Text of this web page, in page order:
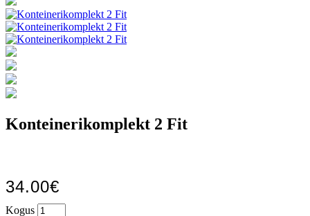
Konteinerikomplekt 2 Fit
34.00€
Kogus